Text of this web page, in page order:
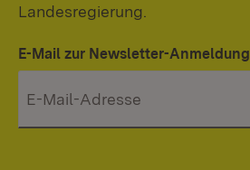
Landesregierung.
E-Mail zur Newsletter-Anmeldung